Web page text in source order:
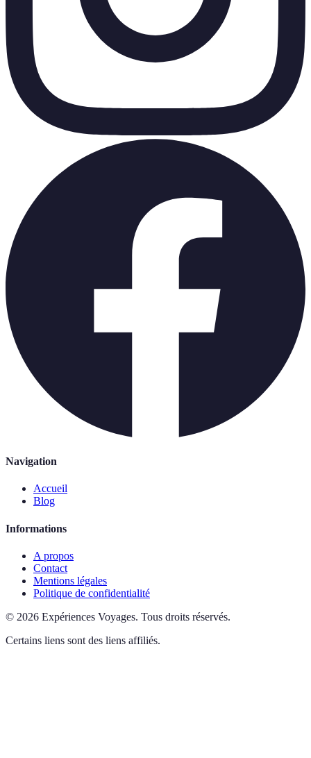
Navigation
Accueil
Blog
Informations
A propos
Contact
Mentions légales
Politique de confidentialité
© 2026 Expériences Voyages. Tous droits réservés.
Certains liens sont des liens affiliés.